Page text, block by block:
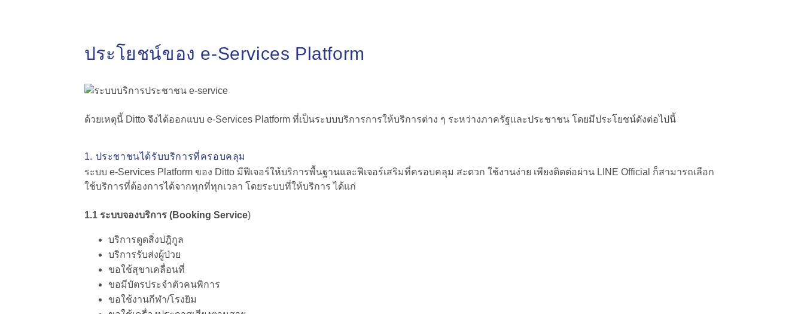
ประโยชน์ของ e-Services Platform
ด้วยเหตุนี้ Ditto จึงได้ออกแบบ e-Services Platform ที่เป็นระบบบริการการให้บริการต่าง ๆ ระหว่างภาครัฐและประชาชน โดยมีประโยชน์ดังต่อไปนี้
1. ประชาชนได้รับบริการที่ครอบคลุม
ระบบ e-Services Platform ของ Ditto มีฟีเจอร์ให้บริการพื้นฐานและฟีเจอร์เสริมที่ครอบคลุม สะดวก ใช้งานง่าย เพียงติดต่อผ่าน LINE Official ก็สามารถเลือก
ใช้บริการที่ต้องการได้จากทุกที่ทุกเวลา โดยระบบที่ให้บริการ ได้แก่
1.1 ระบบจองบริการ (Booking Service)
บริการดูดสิ่งปฎิกูล
บริการรับส่งผู้ป่วย
ขอใช้สุขาเคลื่อนที่
ขอมีบัตรประจำตัวคนพิการ
ขอใช้งานกีฬา/โรงยิม